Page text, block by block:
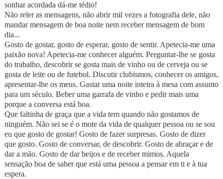
sonhar acordada dá-me tédio!
Não reler as mensagens, não abrir mil vezes a fotografia dele, não
mandar mensagem de boa noite nem receber mensagem de bom
dia...
Gosto de gostar, gosto de esperar, gosto de sentir. Apetecia-me uma
paixão nova! Apetecia-me conhecer alguém. Perguntar-lhe se gosta
do trabalho, descobrir se gosta mais de vinho ou de cerveja ou se
gosta de leite ou de futebol. Discutir clubismos, conhecer os amigos,
apresentar-lhe os meus. Gastar uma noite inteira à mesa com assunto
para um século. Beber uma garrafa de vinho e pedir mais uma
porque a conversa está boa.
Que faltinha de graça que a vida tem quando não gostamos de
ninguém. Não sei se é o mote da vida de qualquer pessoa ou se sou
eu que gosto de gostar! Gosto de fazer surpresas. Gosto de dizer
que gosto. Gosto de conversar, de descobrir. Gosto de abraçar e de
dar a mão. Gosto de dar beijos e de receber mimos. Aquela
sensação boa de saber que está uma pessoa a pensar em ti e à tua
espera.